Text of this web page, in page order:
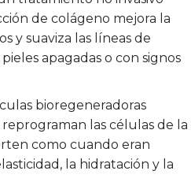
de colágeno mejora la
y suaviza las líneas de
apagadas o con signos
bioregeneradoras
las células de la
como cuando eran
la hidratación y la